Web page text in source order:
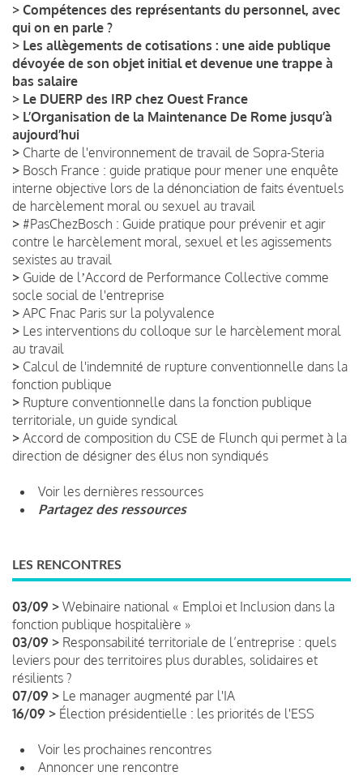
> Compétences des représentants du personnel, avec
qui on en parle ?
> Les allègements de cotisations : une aide publique
dévoyée de son objet initial et devenue une trappe à
bas salaire
> Le DUERP des IRP chez Ouest France
> L’Organisation de la Maintenance De Rome jusqu’à
aujourd’hui
> Charte de l'environnement de travail de Sopra-Steria
> Bosch France : guide pratique pour mener une enquête
interne objective lors de la dénonciation de faits éventuels
de harcèlement moral ou sexuel au travail
> #PasChezBosch : Guide pratique pour prévenir et agir
contre le harcèlement moral, sexuel et les agissements
sexistes au travail
> Guide de lʼAccord de Performance Collective comme
socle social de l'entreprise
> APC Fnac Paris sur la polyvalence
> Les interventions du colloque sur le harcèlement moral
au travail
> Calcul de l'indemnité de rupture conventionnelle dans la
fonction publique
> Rupture conventionnelle dans la fonction publique
territoriale, un guide syndical
> Accord de composition du CSE de Flunch qui permet à la
direction de désigner des élus non syndiqués
Voir les dernières ressources
Partagez des ressources
LES RENCONTRES
03/09 > Webinaire national « Emploi et Inclusion dans la
fonction publique hospitalière »
03/09 > Responsabilité territoriale de l’entreprise : quels
leviers pour des territoires plus durables, solidaires et
résilients ?
07/09 > Le manager augmenté par l'IA
16/09 > Élection présidentielle : les priorités de l'ESS
Voir les prochaines rencontres
Annoncer une rencontre